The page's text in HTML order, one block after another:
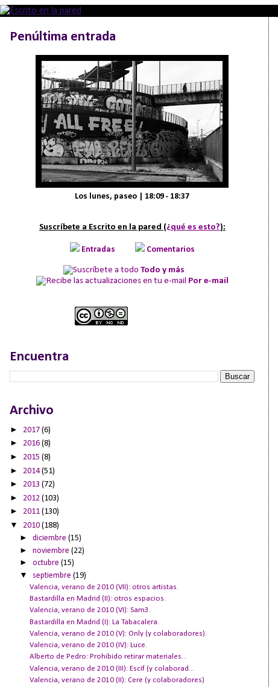
Penúltima entrada
Los lunes, paseo | 18:09 - 18:37
Suscríbete a Escrito en la pared (¿qué es esto?):
Entradas Comentarios
Todo y más
Por e-mail
Encuentra
Archivo
► 2017 (6)
► 2016 (8)
► 2015 (8)
► 2014(51)
► 2013 (72)
► 2012 (103)
► 2011 (130)
▼ 2010 (188)
►diciembre(15)
►noviembre(22)
►octubre(15)
▼ septiembre(19)
Valencia, verano de 2010 (VII): otros artistas.
Bastardilla en Madrid (II): otros espacios.
Valencia, verano de 2010 (VI): Sam3.
Bastardilla en Madrid (I): La Tabacalera.
Valencia, verano de 2010 (V): Only (y colaboradores).
Valencia, verano de 2010 (IV): Luce.
Alberto de Pedro: Prohibido retirar materiales...
Valencia, verano de 2010 (III): Escif (y colaborad...
Valencia, verano de 2010 (II): Cere (y colaboradores)